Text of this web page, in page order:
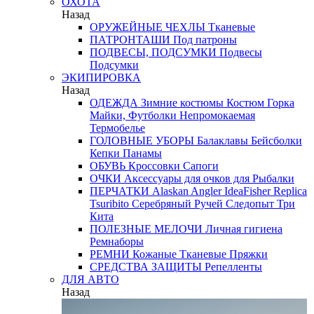
Назад
ОРУЖЕЙНЫЕ ЧЕХЛЫ Тканевые
ПАТРОНТАШИ Под патроны
ПОДВЕСЫ, ПОДСУМКИ Подвесы
Подсумки
ЭКИПИРОВКА
Назад
ОДЕЖДА Зимние костюмы Костюм Горка
Майки, Футболки Непромокаемая
Термобелье
ГОЛОВНЫЕ УБОРЫ Балаклавы Бейсболки
Кепки Панамы
ОБУВЬ Кроссовки Сапоги
ОЧКИ Аксессуары для очков для Рыбалки
ПЕРЧАТКИ Alaskan AnglerIdeaFisherReplica
Tsuribito Серебряный Ручей Следопыт Три
Кита
ПОЛЕЗНЫЕ МЕЛОЧИ Личная гигиена
Ремнаборы
РЕМНИ Кожаные Тканевые Пряжки
СРЕДСТВА ЗАЩИТЫ Репелленты
ДЛЯ АВТО
Назад